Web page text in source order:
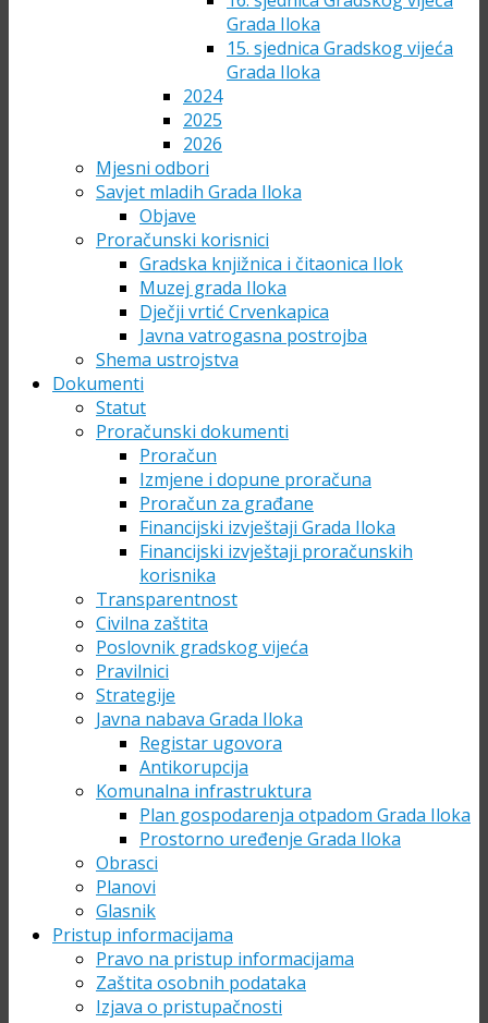
Grada Iloka
15. sjednica Gradskog vijeća
Grada Iloka
2024
2025
2026
Mjesni odbori
Savjet mladih Grada Iloka
Objave
Proračunski korisnici
Gradska knjižnica i čitaonica Ilok
Muzej grada Iloka
Dječji vrtić Crvenkapica
Javna vatrogasna postrojba
Shema ustrojstva
Dokumenti
Statut
Proračunski dokumenti
Proračun
Izmjene i dopune proračuna
Proračun za građane
Financijski izvještaji Grada Iloka
Financijski izvještaji proračunskih
korisnika
Transparentnost
Civilna zaštita
Poslovnik gradskog vijeća
Pravilnici
Strategije
Javna nabava Grada Iloka
Registar ugovora
Antikorupcija
Komunalna infrastruktura
Plan gospodarenja otpadom Grada Iloka
Prostorno uređenje Grada Iloka
Obrasci
Planovi
Glasnik
Pristup informacijama
Pravo na pristup informacijama
Zaštita osobnih podataka
Izjava o pristupačnosti